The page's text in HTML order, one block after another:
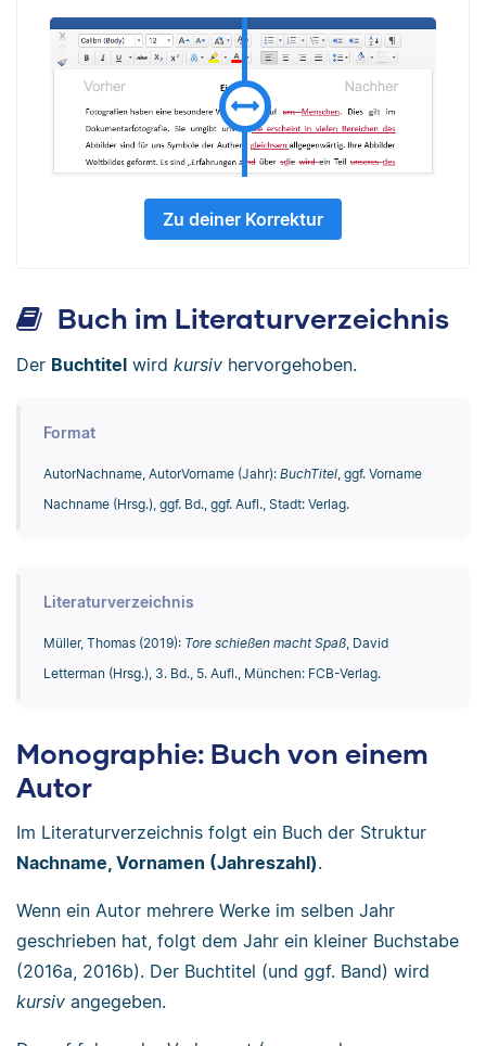
Zu deiner Korrektur
Buch im Literaturverzeichnis
Der Buchtitel wird kursiv hervorgehoben.
Format
AutorNachname, AutorVorname (Jahr): BuchTitel, ggf. Vorname
Nachname (Hrsg.), ggf. Bd., ggf. Aufl., Stadt: Verlag.
Literaturverzeichnis
Müller, Thomas (2019): Tore schießen macht Spaß, David
Letterman (Hrsg.), 3. Bd., 5. Aufl., München: FCB-Verlag.
Monographie: Buch von einem
Autor
Im Literaturverzeichnis folgt ein Buch der Struktur
Nachname, Vornamen (Jahreszahl).
Wenn ein Autor mehrere Werke im selben Jahr
geschrieben hat, folgt dem Jahr ein kleiner Buchstabe
(2016a, 2016b). Der Buchtitel (und ggf. Band) wird
kursiv angegeben.